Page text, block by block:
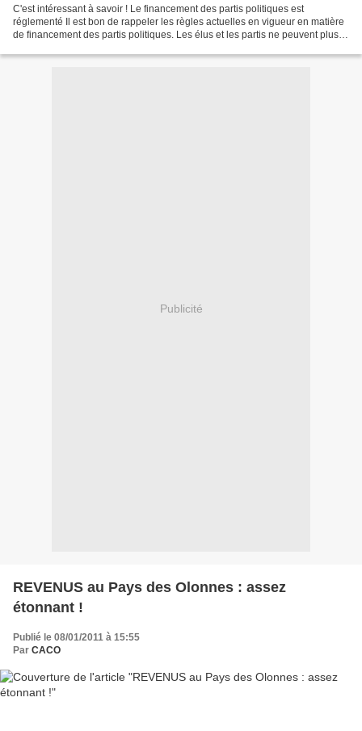
C'est intéressant à savoir ! Le financement des partis politiques est
réglementé Il est bon de rappeler les règles actuelles en vigueur en matière
de financement des partis politiques. Les élus et les partis ne peuvent plus
Publicité
REVENUS au Pays des Olonnes : assez
étonnant !
Publié le 08/01/2011 à 15:55
Par CACO